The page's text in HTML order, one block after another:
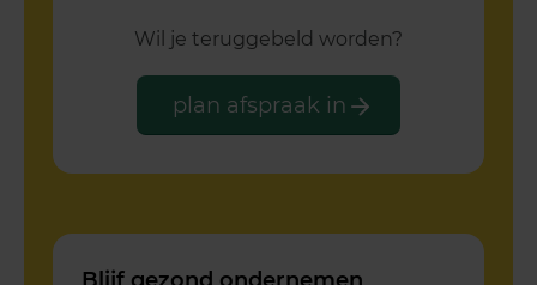
Wil je teruggebeld worden?
plan afspraak in